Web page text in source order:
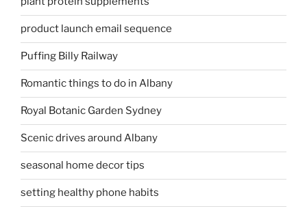
product launch email sequence
Puffing Billy Railway
Romantic things to do in Albany
Royal Botanic Garden Sydney
Scenic drives around Albany
seasonal home decor tips
setting healthy phone habits